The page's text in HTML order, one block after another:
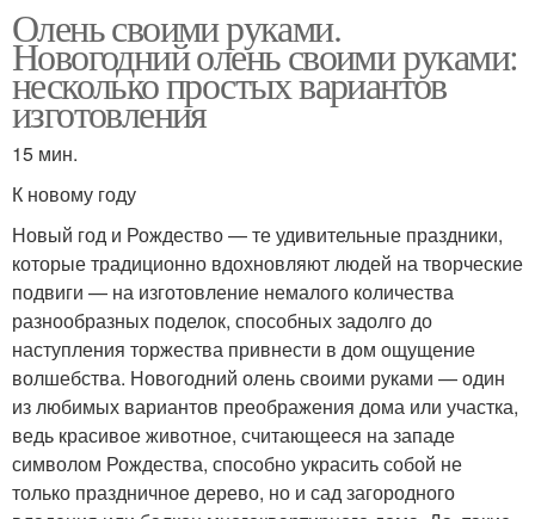
Олень своими руками.
Новогодний олень своими руками:
несколько простых вариантов
изготовления
15 мин.
К новому году
Новый год и Рождество — те удивительные праздники,
которые традиционно вдохновляют людей на творческие
подвиги — на изготовление немалого количества
разнообразных поделок, способных задолго до
наступления торжества привнести в дом ощущение
волшебства. Новогодний олень своими руками — один
из любимых вариантов преображения дома или участка,
ведь красивое животное, считающееся на западе
символом Рождества, способно украсить собой не
только праздничное дерево, но и сад загородного